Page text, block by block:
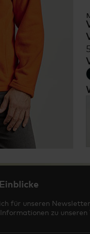
für unseren
zu